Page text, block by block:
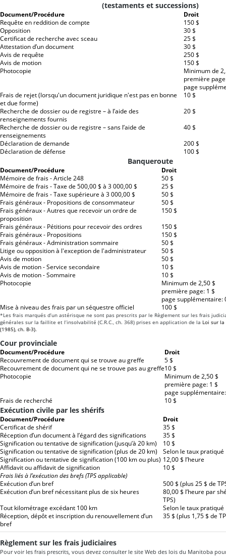
(testaments et successions)
Document/Procédure
Droit
Requête en reddition de compte
150 $
Opposition
30 $
Certificat de recherche avec sceau
25 $
Attestation d’un document
30 $
Avis de requête
250 $
Avis de motion
150 $
Photocopie
Minimum de
première
page
Frais de rejet (lorsqu'un document juridique n'est pas en bonne
et due forme)
10 $
Recherche de dossier ou de registre – à l’aide des
renseignements fournis
20 $
Recherche de dossier ou de registre – sans l’aide de
renseignements
40 $
Déclaration de demande
200 $
Déclaration de défense
100 $
Banqueroute
Document/Procédure
Droit
Mémoire de frais - Article 248
50 $
Mémoire de frais - Taxe de 500,00 $ à 3 000,00 $
25 $
Mémoire de frais - Taxe supérieure à 3 000,00 $
50 $
Frais généraux - Propositions de consommateur
50 $
Frais généraux - Autres que recevoir un ordre de
proposition
150 $
Frais généraux - Pétitions pour recevoir des ordres
150 $
Frais généraux - Propositions
150 $
Frais généraux - Administration sommaire
50 $
Litige ou opposition à l'exception de l'administrateur
50 $
Avis de motion
50 $
Avis de motion - Service secondaire
10 $
Avis de motion - Sommaire
10 $
Photocopie
Minimum de 2,50 $
première page: 1 $
page supplémentaire:
Mise à niveau des frais par un séquestre officiel
100 $
*Les frais marqués d’un astérisque ne sont pas prescrits par le Règlement sur les frais
générales sur la faillite et l’insolvabilité (C.R.C., ch. 368) prises en application de la Loi sur
(1985), ch. B-3).
Cour provinciale
Document/Procédure
Droit
Recouvrement de document qui se trouve au greffe
5 $
Recouvrement de document qui ne se trouve pas au greffe10 $
Photocopie
Minimum de 2,50 $
première page: 1 $
page
Frais de recherché
10 $
Exécution civile par les shérifs
Document/Procédure
Droit
Certificat de shérif
35 $
Réception d’un document à l’égard des significations
35 $
Signification ou tentative de signification (jusqu’à 20 km)
10 $
Signification ou tentative de signification (plus de 20 km)
Selon le taux
Signification ou tentative de signification (100 km ou plus) 12,00 $ l’heure
Affidavit ou affidavit de signification
10 $
Frais liés à l’exécution des brefs (TPS applicable)
Exécution d’un bref
500 $ (plus 25 $ de
Exécution d’un bref nécessitant plus de six heures
80,00 $ l’heure par
TPS)
Tout kilométrage excédant 100 km
Selon le taux
Réception, dépôt et inscription du renouvellement d’un
bref
35 $ (plus 1,75 $ de
Règlement sur les frais judiciaires
Pour voir les frais prescrits, vous devez consulter le site Web des lois du Manitoba